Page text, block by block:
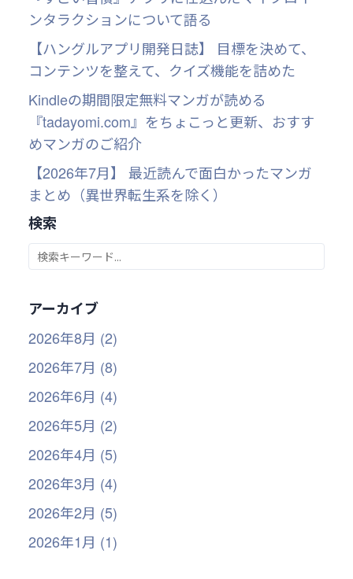
ンタラクションについて語る
【ハングルアプリ開発日誌】 目標を決めて、
コンテンツを整えて、クイズ機能を詰めた
Kindleの期間限定無料マンガが読める
『tadayomi.com』をちょこっと更新、おすす
めマンガのご紹介
【2026年7月】 最近読んで面白かったマンガ
まとめ（異世界転生系を除く）
検索
アーカイブ
2026年8月 (2)
2026年7月 (8)
2026年6月 (4)
2026年5月 (2)
2026年4月 (5)
2026年3月 (4)
2026年2月 (5)
2026年1月 (1)